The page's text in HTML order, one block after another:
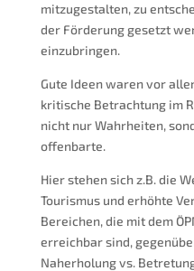
mitzugestalten, zu
der Förderung gesetzt
einzubringen.
Gute Ideen waren vor
kritische Betrachtung im
nicht nur Wahrheiten,
offenbarte.
Hier stehen sich z.B. die
Tourismus und erhöhte
Bereichen, die mit dem
erreichbar sind,
Naherholung vs.